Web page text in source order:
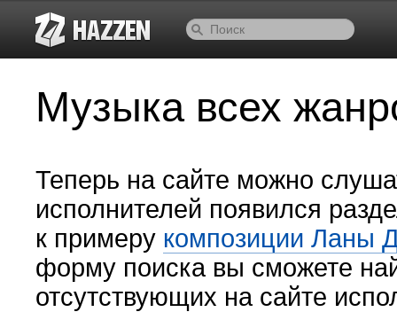
Музыка всех
Теперь на сайте можно
исполнителей появился
к примеру композиции Ланы
форму поиска вы сможете
отсутствующих на сайте